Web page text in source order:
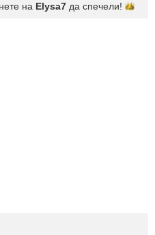
на Elysa7 да спечели!